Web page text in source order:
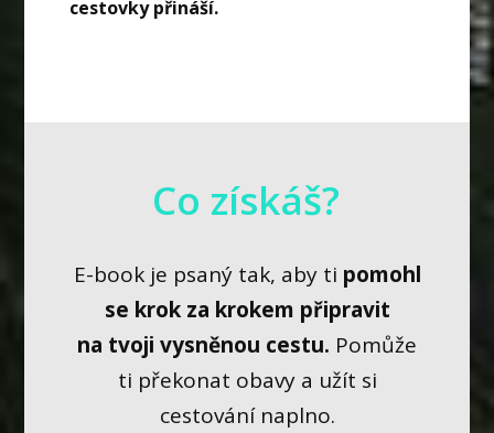
cestovky přináší.
Co získáš?
E-book je psaný tak, aby ti pomohl
se krok za krokem připravit
na tvoji vysněnou cestu. Pomůže
ti překonat obavy a užít si
cestování naplno.